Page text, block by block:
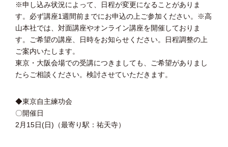
※申し込み状況によって、日程が変更になることがありま
す。必ず講座1週間前までにお申込の上ご参加ください。※高
山本社では、対面講座やオンライン講座を開催しておりま
す。ご希望の講座、日時をお知らせください。日程調整の上
ご案内いたします。
東京・大阪会場での受講につきましても、ご希望がありまし
たらご相談ください。検討させていただきます。
◆東京自主練功会
〇開催日
2月15日(日)（最寄り駅：祐天寺）